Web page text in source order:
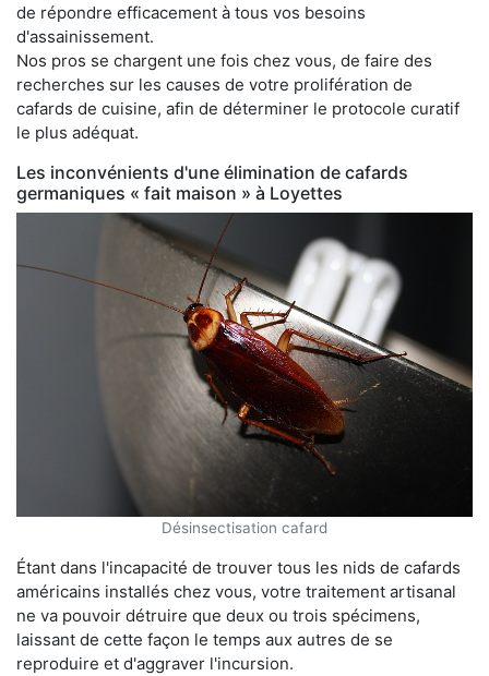
de répondre efficacement à tous vos besoins
d'assainissement.
Nos pros se chargent une fois chez vous, de faire des
recherches sur les causes de votre prolifération de
cafards de cuisine, afin de déterminer le protocole curatif
le plus adéquat.
Les inconvénients d'une élimination de cafards
germaniques « fait maison » à Loyettes
Désinsectisation cafard
Étant dans l'incapacité de trouver tous les nids de cafards
américains installés chez vous, votre traitement artisanal
ne va pouvoir détruire que deux ou trois spécimens,
laissant de cette façon le temps aux autres de se
reproduire et d'aggraver l'incursion.